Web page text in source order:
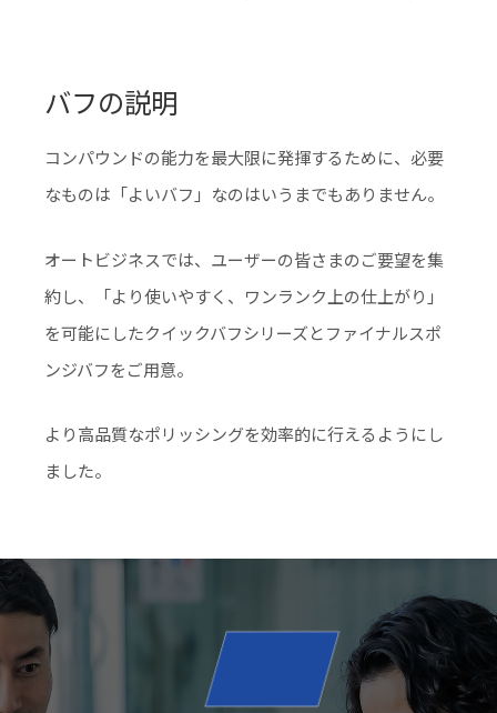
バフの説明
コンパウンドの能力を最大限に発揮するために、必要
なものは「よいバフ」なのはいうまでもありません。
オートビジネスでは、ユーザーの皆さまのご要望を集
約し、「より使いやすく、ワンランク上の仕上がり」
を可能にしたクイックバフシリーズとファイナルスポ
ンジバフをご用意。
より高品質なポリッシングを効率的に行えるようにし
ました。